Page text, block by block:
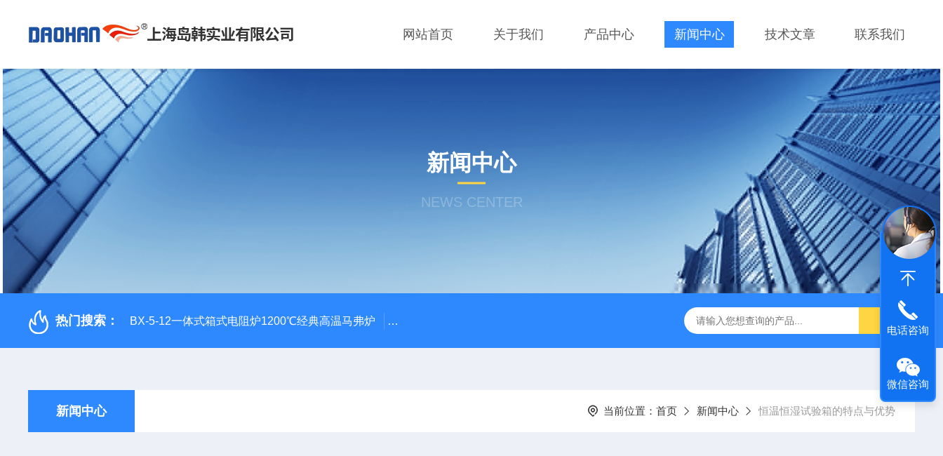
网站首页 关于我们 产品中心 新闻中心 技术文章 联系我们
新闻中心
NEWS CENTER
热门搜索： BX-5-12一体式箱式电阻炉1200℃经典高温马弗炉 BX-12-12H灰分含量测定马弗炉1200度电炉灰分测定仪 GDJ6010高低温交变试验箱daohan冷热交变测试箱
新闻中心 当前位置： 首页 新闻中心 恒温恒湿试验箱的特点与优势
电话咨询
微信咨询